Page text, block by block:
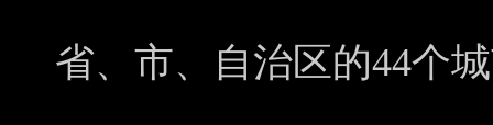
省、市、自治区的44个